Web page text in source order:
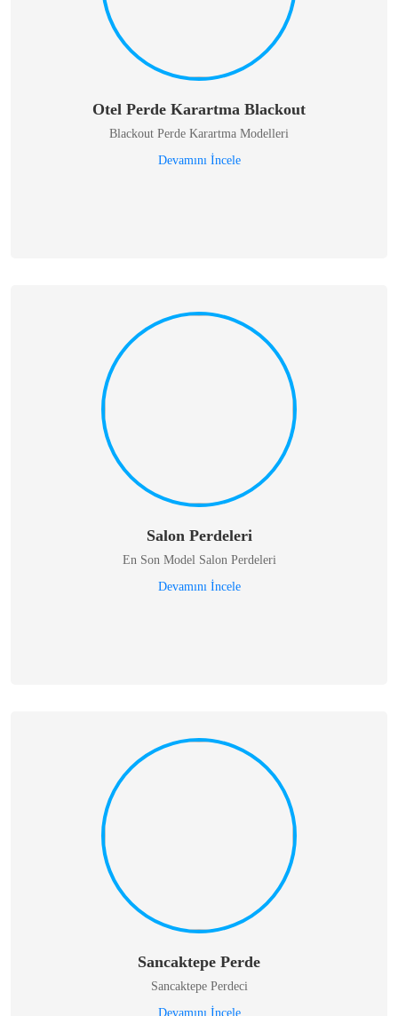
Otel Perde Karartma Blackout
Blackout Perde Karartma Modelleri
Devamını İncele
Salon Perdeleri
En Son Model Salon Perdeleri
Devamını İncele
Sancaktepe Perde
Sancaktepe Perdeci
Devamını İncele